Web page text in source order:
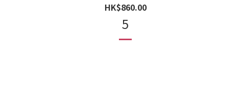
HK$860.00
5